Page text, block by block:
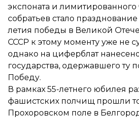
экспоната и лимитированного
собратьев стало
летия победы в Великой
СССР к этому моменту уже не
однако на циферблат
государства, одержавшего ту
Победу.
В рамках 55-летнего юбилея
фашистских полчищ прошли
Прохоровском поле в